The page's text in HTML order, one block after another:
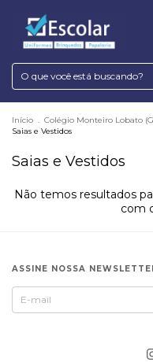
Início . Colégio Monteiro Lobato
Saias e Vestidos
Saias e Vestidos
Não temos resultados
com
ASSINE NOSSA